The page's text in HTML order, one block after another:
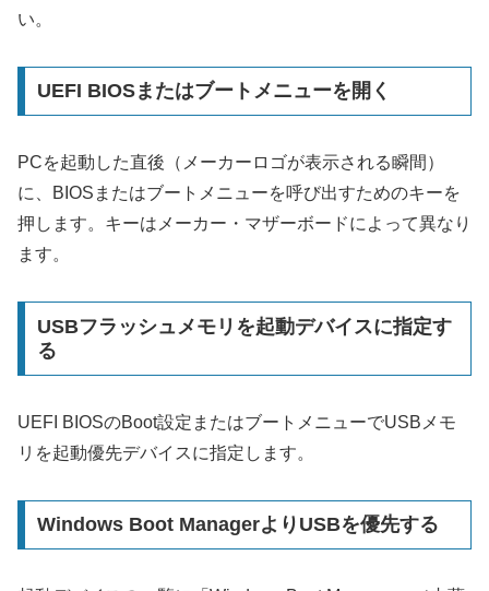
い。
UEFI BIOSまたはブートメニューを開く
PCを起動した直後（メーカーロゴが表示される瞬間）
に、BIOSまたはブートメニューを呼び出すためのキーを
押します。キーはメーカー・マザーボードによって異なり
ます。
USBフラッシュメモリを起動デバイスに指定す
る
UEFI BIOSのBoot設定またはブートメニューでUSBメモ
リを起動優先デバイスに指定します。
Windows Boot ManagerよりUSBを優先する